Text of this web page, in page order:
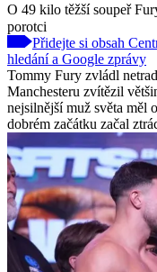
O 49 kilo těžší soupeř
porotci
Přidejte si obsah
hledání a Google zprávy
Tommy Fury zvládl
Manchesteru zvítězil
nejsilnější muž světa měl
dobrém začátku začal